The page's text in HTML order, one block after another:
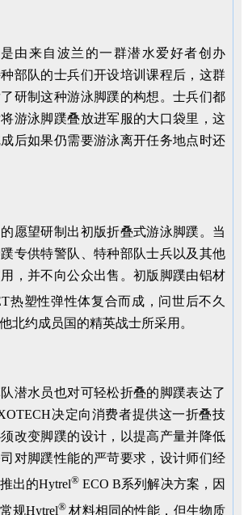
由来自波兰的一群潜水爱好者创办
部队的士兵们开设培训课程后，这群
研制这种游泳脚蹼的构想。士兵们都
游泳脚蹼叠放进军服的大口袋里，这
后如果仍需要游泳离开任务地点时还
愿望研制出初版折叠式游泳脚蹼。当
专供特警队、特种部队士兵以及其他
，并不向公众出售。初版脚蹼由铝材
热塑性弹性体复合而成，问世后不久
北约成员国的精英战士所采用。
潜水员也对可轻松折叠的脚蹼表达了
决定向消费者提供这一折叠技
改变脚蹼的设计，以提高产量并降低
对脚蹼性能的严苛要求，设计师们经
出的Hytrel® ECO B系列解决方案，因
规Hytrel®材料相同的性能，但生物质